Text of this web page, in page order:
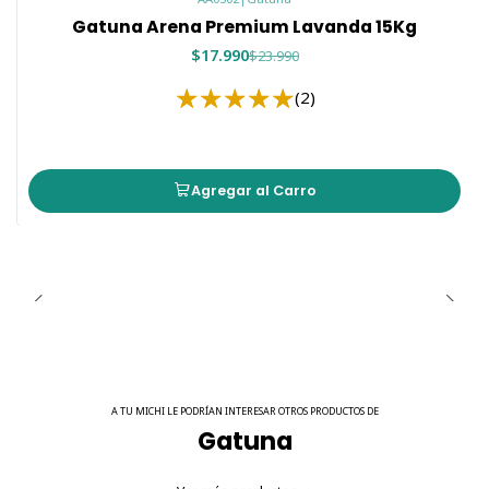
aporta una sensación de frescura y relajación en el
ambiente, beneficiando tanto a tu gato como a tu hogar.
Eficiencia en la Absorción y Aglomeración
malos olores y facilitando la limpieza diaria. La
aglomeración rápida forma grumos sólidos que se pueden
Comodidad y Seguridad
seguro y cómodo para tu gato.
Tabla de Componentes
Descripción
Gatuna Arena Premium Lavanda 15Kg
$17.990$23.990
(2)
Agregar al Carro
A TU MICHI LE PODRÍAN INTERESAR OTROS PRODUCTOS DE
Gatuna